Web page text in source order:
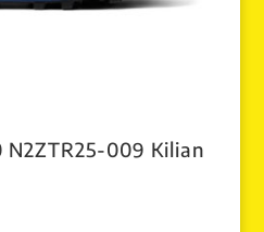
N2ZTR25-009 Kilian